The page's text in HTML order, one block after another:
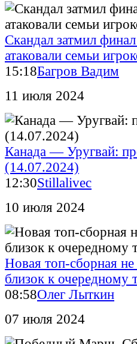
Скандал затмил
атаковали семьи
15:18Багров Вадим
11 июля 2024
Канада — Уругвай:
(14.07.2024)
12:30Stillalivec
10 июля 2024
Новая топ-сборная
близок к очередному
08:58Олег Лыткин
07 июля 2024